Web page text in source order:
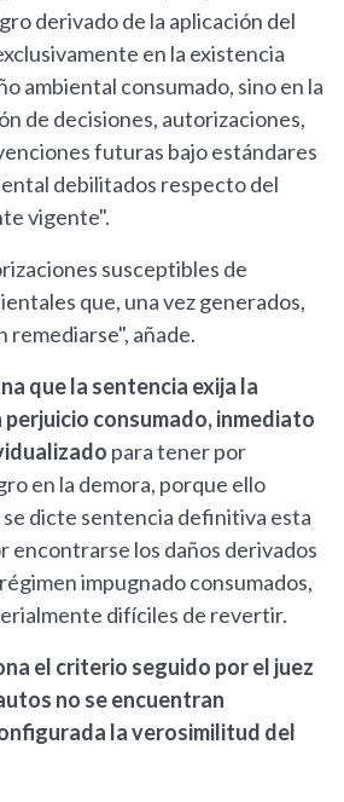
derivado de la aplicación del
en la existencia
ambiental consumado, sino en la
de decisiones, autorizaciones,
futuras bajo estándares
debilitados respecto del
vigente".
susceptibles de
que, una vez generados,
añade.
que la sentencia exija la
consumado, inmediato
para tener por
en la demora, porque ello
dicte sentencia definitiva esta
encontrarse los daños derivados
impugnado consumados,
difíciles de revertir.
el criterio seguido por el juez
no se encuentran
la verosimilitud del